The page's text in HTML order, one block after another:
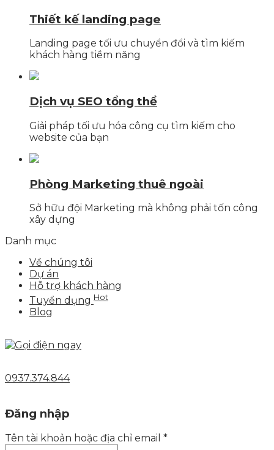
Thiết kế landing page
Landing page tối ưu chuyển đổi và tìm kiếm
khách hàng tiềm năng
Dịch vụ SEO tổng thể
Giải pháp tối ưu hóa công cụ tìm kiếm cho
website của bạn
Phòng Marketing thuê ngoài
Sở hữu đội Marketing mà không phải tốn công
xây dựng
Danh mục
Về chúng tôi
Dự án
Hỗ trợ khách hàng
Tuyển dụng Hot
Blog
0937.374.844
Đăng nhập
Tên tài khoản hoặc địa chỉ email *